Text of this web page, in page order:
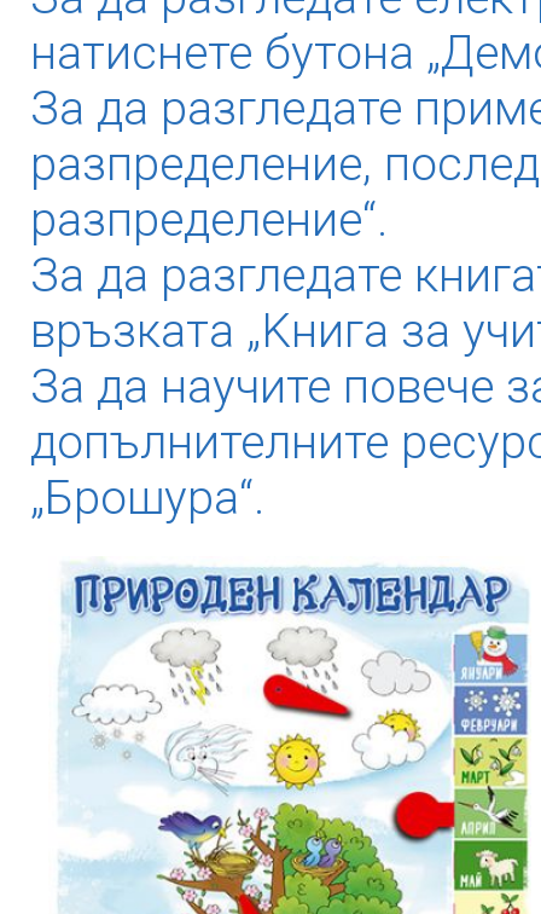
натиснете бутона
За да разгледате
разпределение,
разпределение“.
За да разгледате
връзката „Kнига за
За да научите повече
допълнителните
„Брошура“.